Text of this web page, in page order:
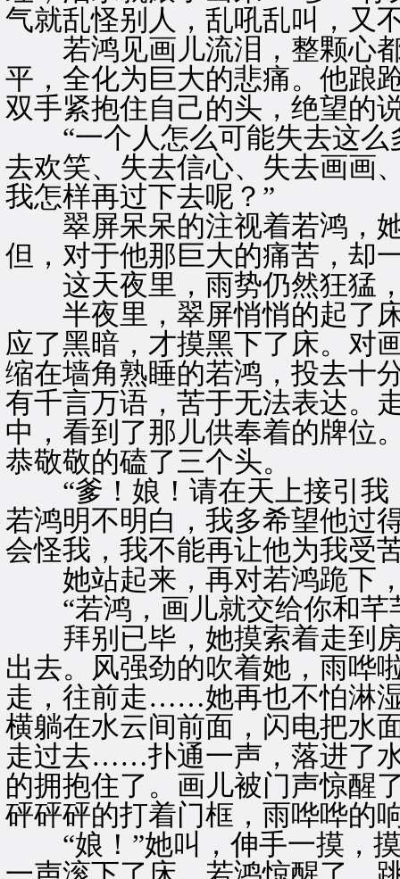
气就乱怪别人，乱吼乱叫，又
若鸿见画儿流泪，整颗心都
平，全化为巨大的悲痛。他踉
双手紧抱住自己的头，绝望的
“一个人怎么可能失去这么
去欢笑、失去信心、失去画
我怎样再过下去呢？”
翠屏呆呆的注视着若鸿，她
但，对于他那巨大的痛苦，却
这天夜里，雨势仍然狂猛，
半夜里，翠屏悄悄的起了床
应了黑暗，才摸黑下了床。对
缩在墙角熟睡的若鸿，投去十
有千言万语，苦于无法表达。
中，看到了那儿供奉着的牌位
恭敬敬的磕了三个头。
“爹！娘！请在天上接引我
若鸿明不明白，我多希望他过
会怪我，我不能再让他为我受
她站起来，再对若鸿跪下
“若鸿，画儿就交给你和芊
拜别已毕，她摸索着走到房
出去。风强劲的吹着她，雨哗
走，往前走……她再也不怕淋
横躺在水云间前面，闪电把水
走过去……扑通一声，落进了
的拥抱住了。画儿被门声惊醒
砰砰砰的打着门框，雨哗哗的
“娘！”她叫，伸手一摸，摸